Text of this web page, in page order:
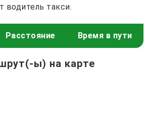
водитель такси.
Расстояние Время в пути
ы) на карте